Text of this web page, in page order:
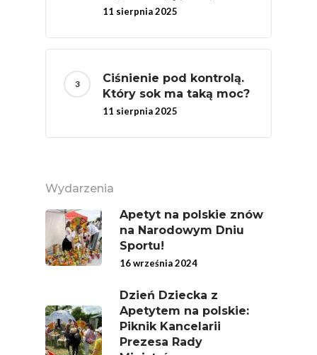
11 sierpnia 2025
Ciśnienie pod kontrolą.
Który sok ma taką moc?
11 sierpnia 2025
Wydarzenia
Apetyt na polskie znów
na Narodowym Dniu
Sportu!
16 września 2024
Dzień Dziecka z
Apetytem na polskie:
Piknik Kancelarii
Prezesa Rady
Warzywa I Owoce
Good Move
Branża
Wydarzenia
Badania